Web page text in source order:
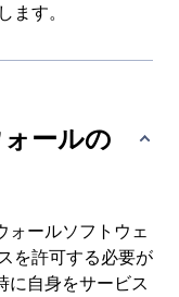
ます。
ールの
ォールソフトウェ
を許可する必要が
に自身をサービス